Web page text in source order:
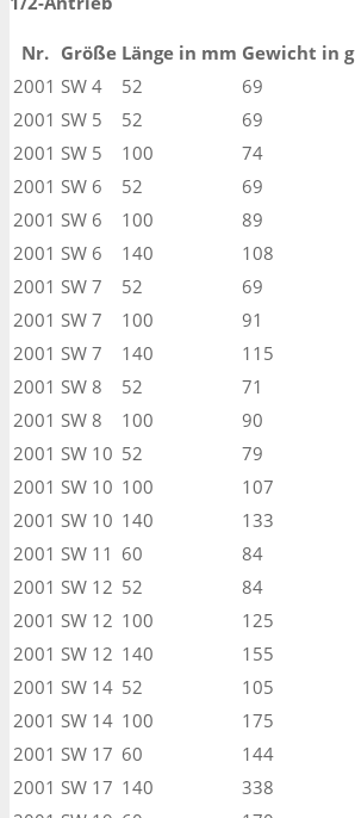
Nr. Größe Länge in mm Gewicht in g
2001 SW 4 52
69
2001 SW 5 52
69
2001 SW 5 100
74
2001 SW 6 52
69
2001 SW 6 100
89
2001 SW 6 140
108
2001 SW 7 52
69
2001 SW 7 100
91
2001 SW 7 140
115
2001 SW 8 52
71
2001 SW 8 100
90
2001 SW 10 52
79
2001 SW 10 100
107
2001 SW 10 140
133
2001 SW 11 60
84
2001 SW 12 52
84
2001 SW 12 100
125
2001 SW 12 140
155
2001 SW 14 52
105
2001 SW 14 100
175
2001 SW 17 60
144
2001 SW 17 140
338